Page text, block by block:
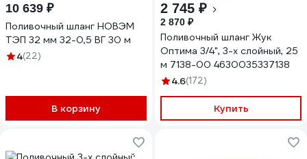
10 639 ₽
Поливочный шланг НОВЭМ
ТЭП 32 мм 32-0,5 ВГ 30 м
4(22)
В корзину
2 745 ₽
2 870 ₽
Поливочный шланг Жук
Оптима 3/4", 3-х слойный, 25
м 7138-00 4630035337138
4.6(172)
Купить